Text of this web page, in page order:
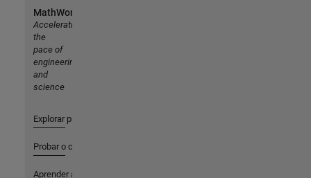
MathWorks
Accelerating
the
pace of
engineering
and
science
Explorar productos
Probar o comprar
Aprender a utilizar